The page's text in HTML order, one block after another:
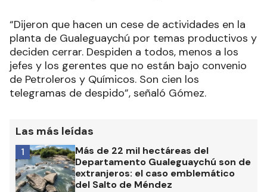
“Dijeron que hacen un cese de actividades en la
planta de Gualeguaychú por temas productivos y
deciden cerrar. Despiden a todos, menos a los
jefes y los gerentes que no están bajo convenio
de Petroleros y Químicos. Son cien los
telegramas de despido”, señaló Gómez.
Las más leídas
Más de 22 mil hectáreas del
Departamento Gualeguaychú son de
extranjeros: el caso emblemático
del Salto de Méndez
1